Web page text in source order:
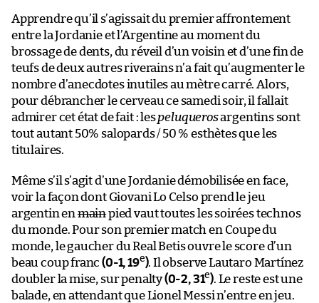
Apprendre qu’il s’agissait du premier affrontement
entre la Jordanie et l’Argentine au moment du
brossage de dents, du réveil d’un voisin et d’une fin de
teufs de deux autres riverains n’a fait qu’augmenter le
nombre d’anecdotes inutiles au mètre carré. Alors,
pour débrancher le cerveau ce samedi soir, il fallait
admirer cet état de fait : lespeluquerosargentins sont
tout autant 50% salopards / 50 % esthètes que les
titulaires.
Même s’il s’agit d’une Jordanie démobilisée en face,
voir la façon dont Giovani Lo Celso prend le jeu
argentin enmainpied vaut toutes les soirées technos
du monde. Pour son premier match en Coupe du
monde, le gaucher du Real Betis ouvre le score d’un
beau coup franc(0-1, 19e). Il observe Lautaro Martínez
doubler la mise, sur penalty(0-2, 31e). Le reste est une
balade, en attendant que Lionel Messi n’entre en jeu.